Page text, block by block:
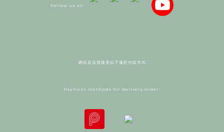
Follow us on:
網店及送貨接受以下遙距付款方式
Payment methods for delivery order: